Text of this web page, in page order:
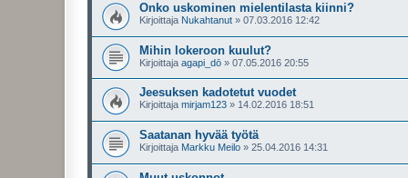
Onko uskominen mielentilasta kiinni?
Kirjoittaja Nukahtanut » 07.03.2016 12:42
Mihin lokeroon kuulut?
Kirjoittaja agapi_dō » 07.05.2016 20:55
Jeesuksen kadotetut vuodet
Kirjoittaja mirjam123 » 14.02.2016 18:51
Saatanan hyvää työtä
Kirjoittaja Markku Meilo » 25.04.2016 14:31